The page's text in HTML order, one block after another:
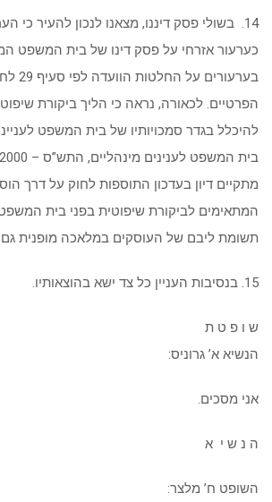
14. בשולי פסק דיננו, מצאנו לנכון להעיר כי
כערעור אזרחי על פסק דינו של בית המשפט
הפרטיים. לכאורה, נראה כי הליך ביקורת
להיכלל בגדר סמכויותיו של בית המשפט
מתקיים דיון בעדכון התוספות לחוק על דרך
המתאימים לביקורת שיפוטית בפני בית המשפט
תשומת ליבם של העוסקים במלאכה מופנית גם
15. בנסיבות העניין כל צד ישא בהוצאותיו.
ש ו פ ט ת
הנשיא א’ גרוניס:
אני מסכים.
ה נ ש י א
השופט ח’ מלצר: